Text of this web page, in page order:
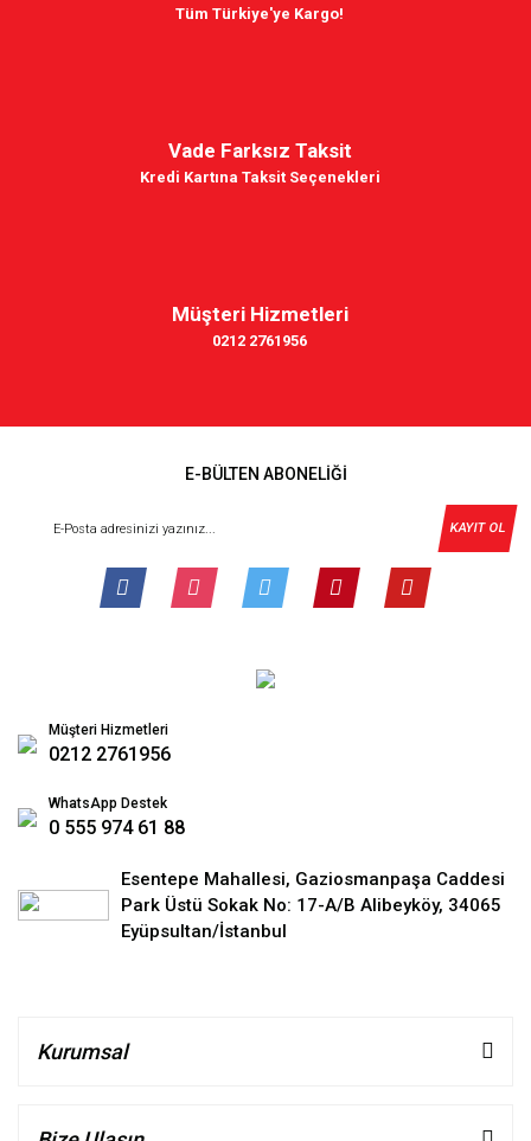
Tüm Türkiye'ye Kargo!
Vade Farksız Taksit
Kredi Kartına Taksit Seçenekleri
Müşteri Hizmetleri
0212 2761956
E-BÜLTEN ABONELİĞİ
KAYIT OL
Müşteri Hizmetleri
0212 2761956
WhatsApp Destek
0 555 974 61 88
Esentepe Mahallesi, Gaziosmanpaşa Caddesi
Park Üstü Sokak No: 17-A/B Alibeyköy, 34065
Eyüpsultan/İstanbul
Kurumsal